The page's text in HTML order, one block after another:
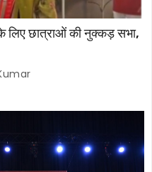
छात्राओं की नुक्कड़ सभा,